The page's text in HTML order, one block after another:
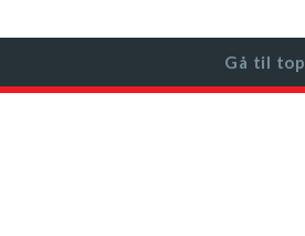
Gå til top